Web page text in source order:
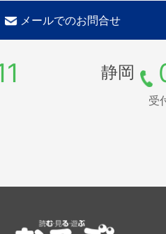
メールでのお問合せ
静岡
受